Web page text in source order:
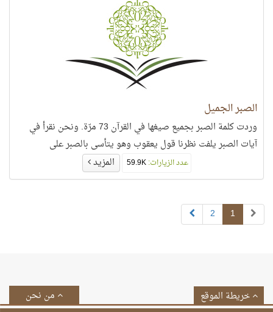
الصبر الجميل
وردت كلمة الصبر بجميع صيغها في القرآن 73 مرّة. ونحن نقرأ في
آيات الصبر يلفت نظرنا قول يعقوب وهو يتأسى بالصبر على
عدد الزيارات:59.9K المزيد
1
2
من نحن خريطة الموقع